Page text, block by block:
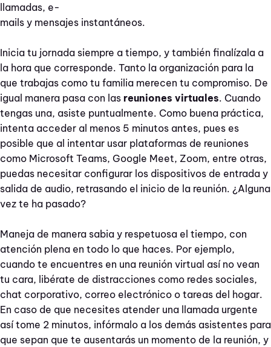
llamadas, e-
mails y mensajes instantáneos.
Inicia tu jornada siempre a tiempo, y también finalízala a
la hora que corresponde. Tanto la organización para la
que trabajas como tu familia merecen tu compromiso. De
igual manera pasa con las reuniones virtuales. Cuando
tengas una, asiste puntualmente. Como buena práctica,
intenta acceder al menos 5 minutos antes, pues es
posible que al intentar usar plataformas de reuniones
como Microsoft Teams, Google Meet, Zoom, entre otras,
puedas necesitar configurar los dispositivos de entrada y
salida de audio, retrasando el inicio de la reunión. ¿Alguna
vez te ha pasado?
Maneja de manera sabia y respetuosa el tiempo, con
atención plena en todo lo que haces. Por ejemplo,
cuando te encuentres en una reunión virtual así no vean
tu cara, libérate de distracciones como redes sociales,
chat corporativo, correo electrónico o tareas del hogar.
En caso de que necesites atender una llamada urgente
así tome 2 minutos, infórmalo a los demás asistentes para
que sepan que te ausentarás un momento de la reunión, y